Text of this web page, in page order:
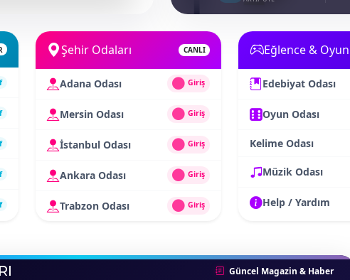
Şehir Odaları CANLI
Adana Odası Giriş
Mersin Odası Giriş
İstanbul Odası Giriş
Ankara Odası Giriş
Trabzon Odası Giriş
Eğlence & Oyun
Edebiyat Odası
Oyun Odası
Kelime Odası
Müzik Odası
Help / Yardım
Güncel Magazin & Haber